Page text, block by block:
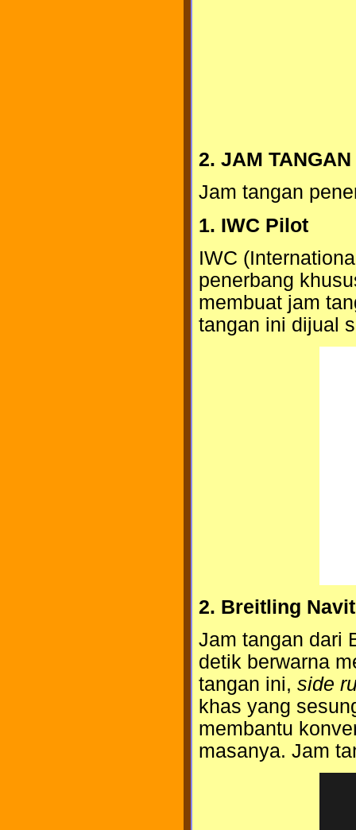
2. JAM
Jam tangan
1. IWC Pilot
IWC
penerbang
membuat jam
tangan ini dijual
2. Breitling
Jam tangan dari
detik berwarna
tangan ini, side
khas yang
membantu
masanya. Jam